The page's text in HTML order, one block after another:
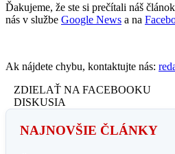
Ďakujeme, že ste si prečítali náš
nás v službe Google News a na
Ak nájdete chybu, kontaktujte nás:
ZDIELAŤ NA FACEBOOKU
DISKUSIA
NAJNOVŠIE ČLÁNKY